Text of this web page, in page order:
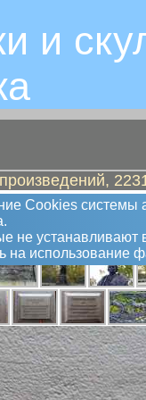
и
Сookies системы
не устанавливают
на
сделал